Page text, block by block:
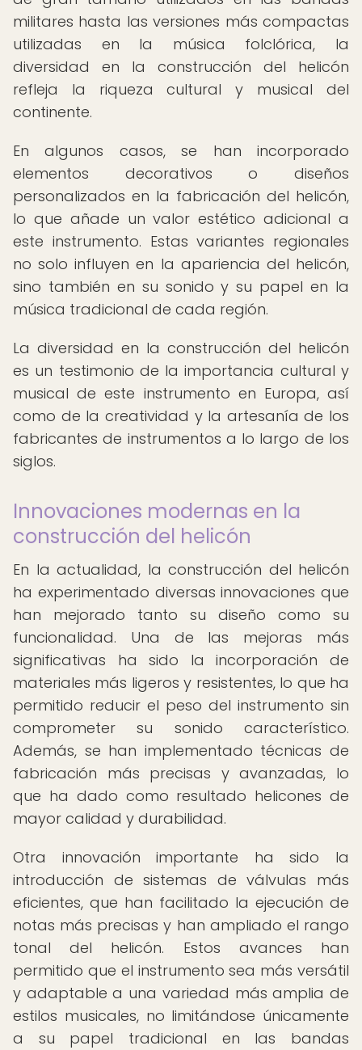
militares hasta las versiones más compactas
utilizadas en la música folclórica, la
diversidad en la construcción del helicón
refleja la riqueza cultural y musical del
continente.
En algunos casos, se han incorporado
elementos decorativos o diseños
personalizados en la fabricación del helicón,
lo que añade un valor estético adicional a
este instrumento. Estas variantes regionales
no solo influyen en la apariencia del helicón,
sino también en su sonido y su papel en la
música tradicional de cada región.
La diversidad en la construcción del helicón
es un testimonio de la importancia cultural y
musical de este instrumento en Europa, así
como de la creatividad y la artesanía de los
fabricantes de instrumentos a lo largo de los
siglos.
Innovaciones modernas en la
construcción del helicón
En la actualidad, la construcción del helicón
ha experimentado diversas innovaciones que
han mejorado tanto su diseño como su
funcionalidad. Una de las mejoras más
significativas ha sido la incorporación de
materiales más ligeros y resistentes, lo que ha
permitido reducir el peso del instrumento sin
comprometer su sonido característico.
Además, se han implementado técnicas de
fabricación más precisas y avanzadas, lo
que ha dado como resultado helicones de
mayor calidad y durabilidad.
Otra innovación importante ha sido la
introducción de sistemas de válvulas más
eficientes, que han facilitado la ejecución de
notas más precisas y han ampliado el rango
tonal del helicón. Estos avances han
permitido que el instrumento sea más versátil
y adaptable a una variedad más amplia de
estilos musicales, no limitándose únicamente
a su papel tradicional en las bandas